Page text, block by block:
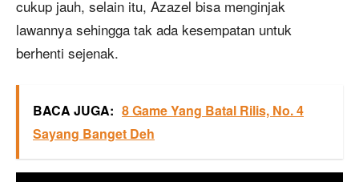
cukup jauh, selain itu, Azazel bisa menginjak
lawannya sehingga tak ada kesempatan untuk
berhenti sejenak.
BACA JUGA: 8 Game Yang Batal Rilis, No. 4
Sayang Banget Deh